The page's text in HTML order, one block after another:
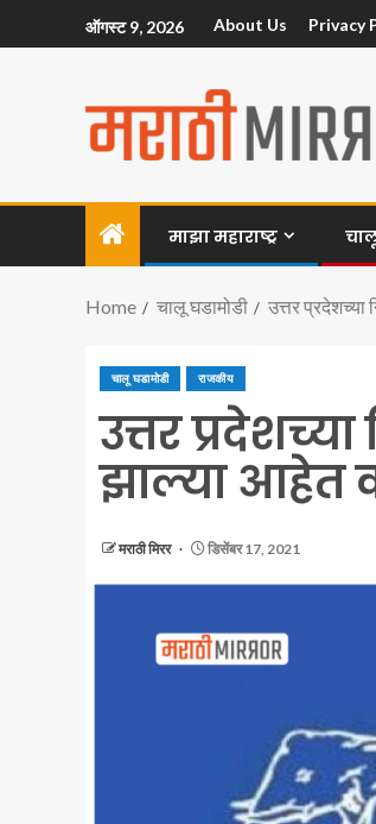
ऑगस्ट 9, 2026 About Us Privacy
माझा महाराष्ट्र
Home चालू घडामोडी उत्तर प्रदेशच्या
चालू घडामोडी राजकीय
उत्तर
झाल्या आहेत
मराठी मिरर डिसेंबर 17, 2021